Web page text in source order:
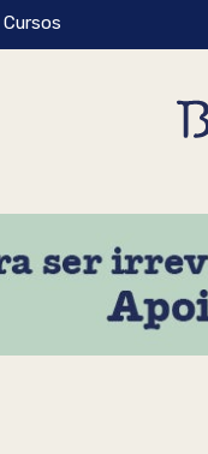
Cursos